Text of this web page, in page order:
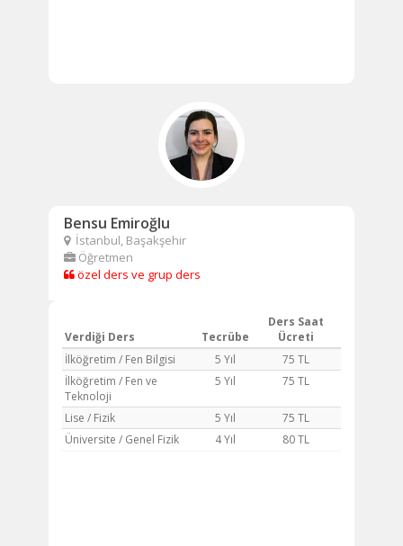
Bensu Emiroğlu
İstanbul, Başakşehir
Öğretmen
özel ders ve grup ders
Verdiği Ders Tecrübe
Ders Saat
Ücreti
İlköğretim / Fen Bilgisi
5 Yıl
75 TL
İlköğretim / Fen ve
Teknoloji
5 Yıl 75 TL
Lise / Fizik 5 Yıl
75 TL
Üniversite / Genel Fizik
4 Yıl 80 TL